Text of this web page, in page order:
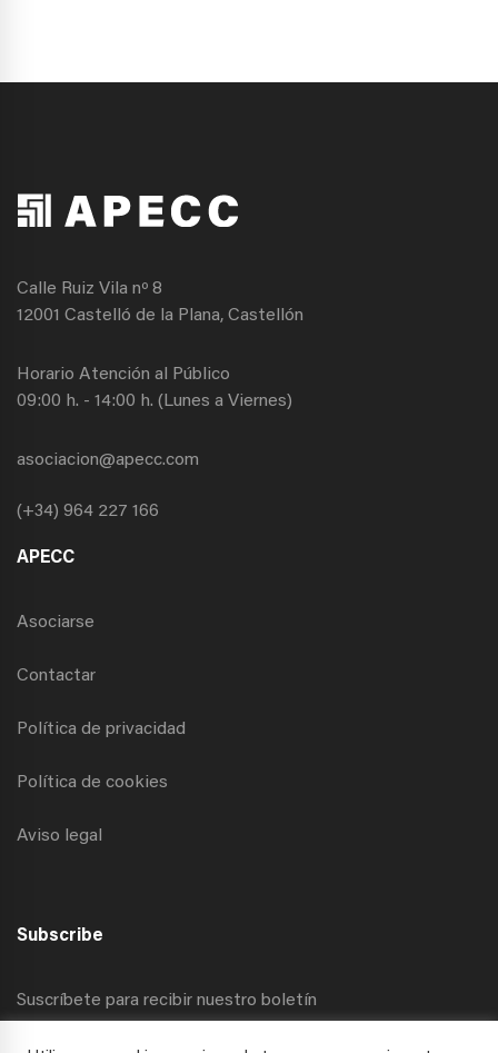
Calle Ruiz Vila nº 8
12001 Castelló de la Plana, Castellón
Horario Atención al Público
09:00 h. - 14:00 h. (Lunes a Viernes)
asociacion@apecc.com
(+34) 964 227 166
APECC
Asociarse
Contactar
Política de privacidad
Política de cookies
Aviso legal
Subscribe
Suscríbete para recibir nuestro boletín